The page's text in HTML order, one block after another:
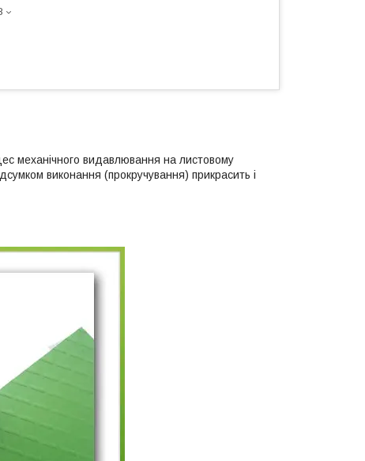
механічного видавлювання на листовому
виконання (прокручування) прикрасить і